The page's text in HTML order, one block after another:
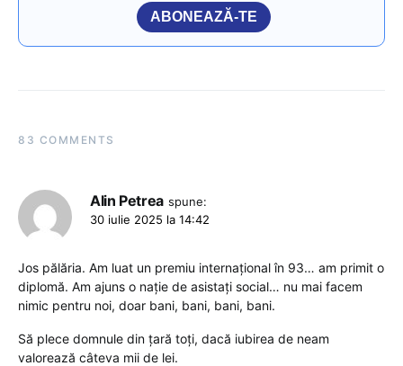
ABONEAZĂ-TE
83 COMMENTS
Alin Petrea spune:
30 iulie 2025 la 14:42
Jos pălăria. Am luat un premiu internațional în 93… am primit o
diplomă. Am ajuns o nație de asistați social… nu mai facem
nimic pentru noi, doar bani, bani, bani, bani.
Să plece domnule din țară toți, dacă iubirea de neam
valorează câteva mii de lei.